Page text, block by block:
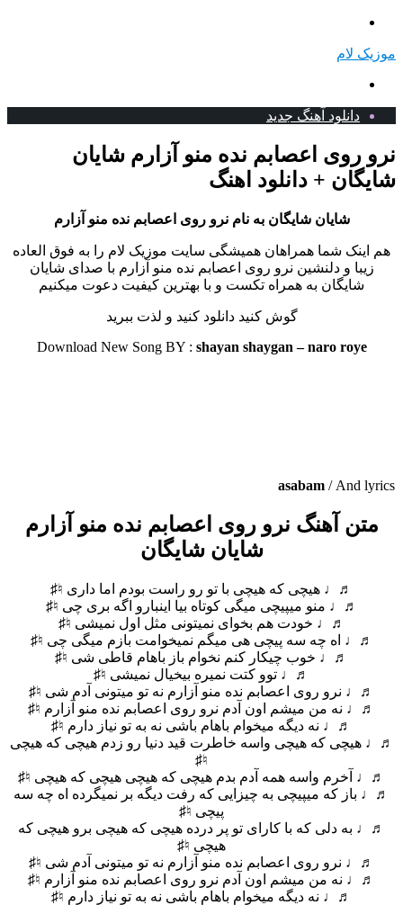
موزیک لام
دانلود آهنگ جدید
نرو روی اعصابم نده منو آزارم شایان
شایگان + دانلود اهنگ
شایان شایگان به نام نرو روی اعصابم نده منو آزارم
هم اینک شما همراهان همیشگی سایت موزیک لام را به فوق العاده
زیبا و دلنشین نرو روی اعصابم نده منو آزارم با صدای شایان
شایگان به همراه تکست و با بهترین کیفیت دعوت میکنیم
گوش کنید دانلود کنید و لذت ببرید
Download New Song BY : shayan shaygan – naro roye
asabam / And lyrics
متن آهنگ نرو روی اعصابم نده منو آزارم
شایان شایگان
♬♩ هیچی که هیچی با تو رو راست بودم اما داری ♮♯
♬♩ منو میپیچی میگی کوتاه بیا اینبارو اگه بری چی ♮♯
♬♩ خودت هم بخوای نمیتونی مثل اول نمیشی ♮♯
♬♩ اه چه سه پیچی هی میگم نمیخوامت بازم میگی چی ♮♯
♬♩ خوب چیکار کنم نخوام باز باهام قاطی شی ♮♯
♬♩ توو کتت نمیره بیخیال نمیشی ♮♯
♬♩ نرو روی اعصابم نده منو آزارم نه تو میتونی آدم شی ♮♯
♬♩ نه من میشم اون آدم نرو روی اعصابم نده منو آزارم ♮♯
♬♩ نه دیگه میخوام باهام باشی نه به تو نیاز دارم ♮♯
♬♩ هیچی که هیچی واسه خاطرت قید دنیا رو زدم هیچی که هیچی
♮♯
♬♩ آخرم واسه همه آدم بدم هیچی که هیچی هیچی که هیچی ♮♯
♬♩ باز که میپیچی به چیزایی که رفت دیگه بر نمیگرده اه چه سه
پیچی ♮♯
♬♩ به دلی که با کارای تو پر درده هیچی که هیچی برو هیچی که
هیچی ♮♯
♬♩ نرو روی اعصابم نده منو آزارم نه تو میتونی آدم شی ♮♯
♬♩ نه من میشم اون آدم نرو روی اعصابم نده منو آزارم ♮♯
♬♩ نه دیگه میخوام باهام باشی نه به تو نیاز دارم ♮♯